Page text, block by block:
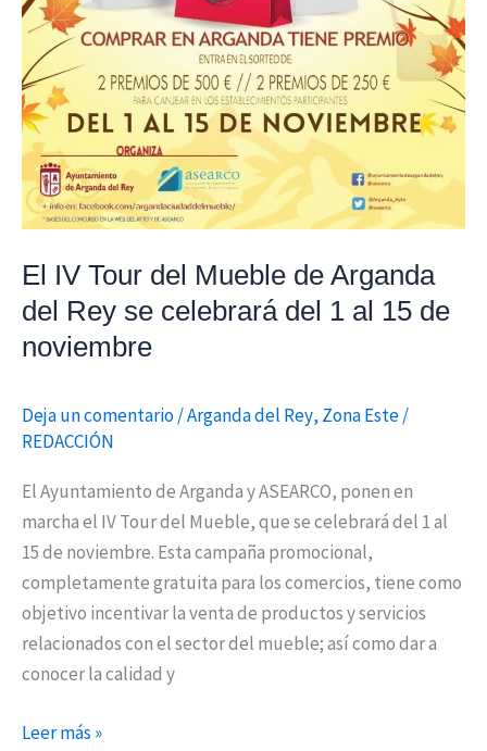
El IV Tour del Mueble de Arganda
del Rey se celebrará del 1 al 15 de
noviembre
Deja un comentario/Arganda del Rey, Zona Este/
REDACCIÓN
El Ayuntamiento de Arganda y ASEARCO, ponen en
marcha el IV Tour del Mueble, que se celebrará del 1 al
15 de noviembre. Esta campaña promocional,
completamente gratuita para los comercios, tiene como
objetivo incentivar la venta de productos y servicios
relacionados con el sector del mueble; así como dar a
conocer la calidad y
al
de
noviembre
Leer más »